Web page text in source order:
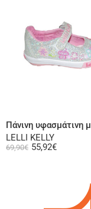
LELLI KELLY
69,90€ 55,92€